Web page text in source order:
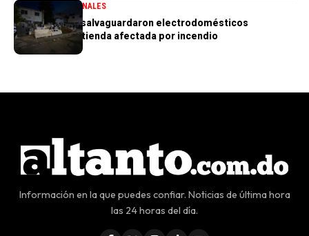
GENERALES NACIONALES
PN aclara que salvaguardaron electrodomésticos
sustraídos de tienda afectada por incendio
Información en la que puedes confiar. Noticias de última hora
las 24 horas del día.